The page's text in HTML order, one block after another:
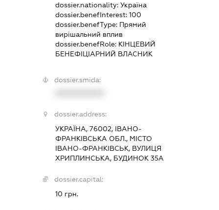
dossier.nationality: Україна
dossier.benefInterest: 100
dossier.benefType: Прямий
вирішальний вплив
dossier.benefRole: КІНЦЕВИЙ
БЕНЕФІЦІАРНИЙ ВЛАСНИК
dossier.smida:
dossier.address:
УКРАЇНА, 76002, ІВАНО-
ФРАНКІВСЬКА ОБЛ., МІСТО
ІВАНО-ФРАНКІВСЬК, ВУЛИЦЯ
ХРИПЛИНСЬКА, БУДИНОК 35А
dossier.capital:
10 грн.